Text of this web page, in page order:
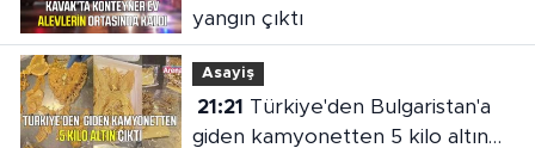
yangın çıktı
Asayiş
21:21
giden kamyonetten 5 kilo altın